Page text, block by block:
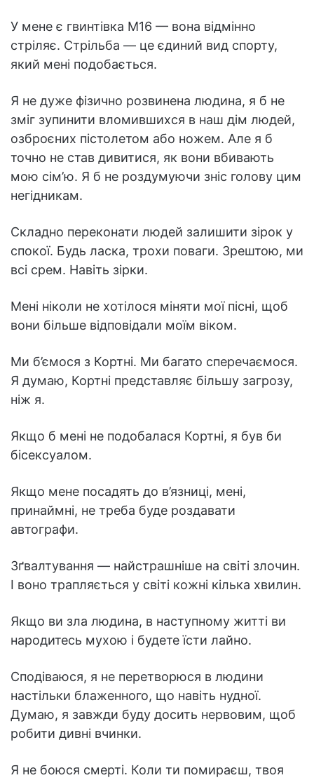
У мене є гвинтівка М16 — вона відмінно
стріляє. Стрільба — це єдиний вид спорту,
який мені подобається.
Я не дуже фізично розвинена людина, я б не
зміг зупинити вломившихся в наш дім людей,
озброєних пістолетом або ножем. Але я б
точно не став дивитися, як вони вбивають
мою сім’ю. Я б не роздумуючи зніс голову цим
негідникам.
Складно переконати людей залишити зірок у
спокої. Будь ласка, трохи поваги. Зрештою, ми
всі срем. Навіть зірки.
Мені ніколи не хотілося міняти мої пісні, щоб
вони більше відповідали моїм віком.
Ми б’ємося з Кортні. Ми багато сперечаємося.
Я думаю, Кортні представляє більшу загрозу,
ніж я.
Якщо б мені не подобалася Кортні, я був би
бісексуалом.
Якщо мене посадять до в’язниці, мені,
принаймні, не треба буде роздавати
автографи.
Зґвалтування — найстрашніше на світі злочин.
І воно трапляється у світі кожні кілька хвилин.
Якщо ви зла людина, в наступному житті ви
народитесь мухою і будете їсти лайно.
Сподіваюся, я не перетворюся в людини
настільки блаженного, що навіть нудної.
Думаю, я завжди буду досить нервовим, щоб
робити дивні вчинки.
Я не боюся смерті. Коли ти помираєш, твоя